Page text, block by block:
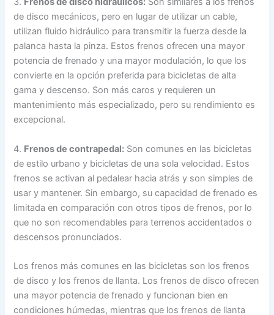
de disco mecánicos, pero en lugar de utilizar un cable,
utilizan fluido hidráulico para transmitir la fuerza desde la
palanca hasta la pinza. Estos frenos ofrecen una mayor
potencia de frenado y una mayor modulación, lo que los
convierte en la opción preferida para bicicletas de alta
gama y descenso. Son más caros y requieren un
mantenimiento más especializado, pero su rendimiento es
excepcional.
4. Frenos de contrapedal: Son comunes en las bicicletas
de estilo urbano y bicicletas de una sola velocidad. Estos
frenos se activan al pedalear hacia atrás y son simples de
usar y mantener. Sin embargo, su capacidad de frenado es
limitada en comparación con otros tipos de frenos, por lo
que no son recomendables para terrenos accidentados o
descensos pronunciados.
Los frenos más comunes en las bicicletas son los frenos
de disco y los frenos de llanta. Los frenos de disco ofrecen
una mayor potencia de frenado y funcionan bien en
condiciones húmedas, mientras que los frenos de llanta